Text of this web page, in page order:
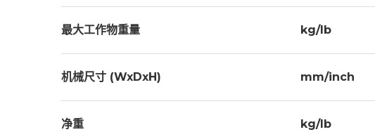
最大工作物重量 kg/lb
机械尺寸 (WxDxH) mm/inch
净重 kg/lb